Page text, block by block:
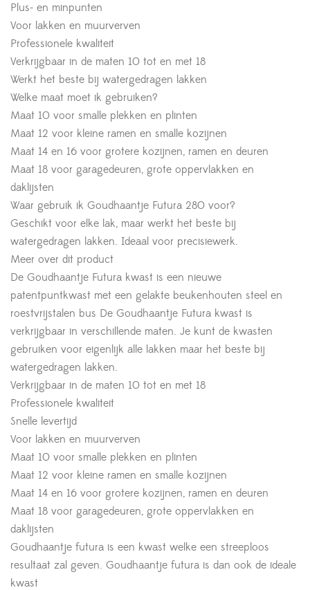
Plus- en minpunten
Voor lakken en muurverven
Professionele kwaliteit
Verkrijgbaar in de maten 10 tot en met 18
Werkt het beste bij watergedragen lakken
Welke maat moet ik gebruiken?
Maat 10 voor smalle plekken en plinten
Maat 12 voor kleine ramen en smalle kozijnen
Maat 14 en 16 voor grotere kozijnen, ramen en deuren
Maat 18 voor garagedeuren, grote oppervlakken en
daklijsten
Waar gebruik ik Goudhaantje Futura 280 voor?
Geschikt voor elke lak, maar werkt het beste bij
watergedragen lakken. Ideaal voor precisiewerk.
Meer over dit product
De Goudhaantje Futura kwast is een nieuwe
patentpuntkwast met een gelakte beukenhouten steel en
roestvrijstalen bus De Goudhaantje Futura kwast is
verkrijgbaar in verschillende maten. Je kunt de kwasten
gebruiken voor eigenlijk alle lakken maar het beste bij
watergedragen lakken.
Verkrijgbaar in de maten 10 tot en met 18
Professionele kwaliteit
Snelle levertijd
Voor lakken en muurverven
Maat 10 voor smalle plekken en plinten
Maat 12 voor kleine ramen en smalle kozijnen
Maat 14 en 16 voor grotere kozijnen, ramen en deuren
Maat 18 voor garagedeuren, grote oppervlakken en
daklijsten
Goudhaantje futura is een kwast welke een streeploos
resultaat zal geven. Goudhaantje futura is dan ook de ideale
kwast